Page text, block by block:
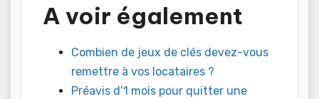
A voir également
Combien de jeux de clés devez-vous
remettre à vos locataires ?
Préavis d’1 mois pour quitter une